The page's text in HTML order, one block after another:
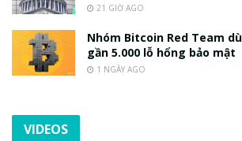
21 GIỜ AGO
Nhóm Bitcoin Red Team
gần 5.000 lỗ hổng bảo mật
1 NGÀY AGO
VIDEOS